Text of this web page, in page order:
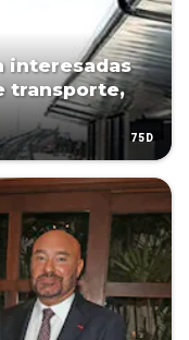
interesadas
transporte,
75D